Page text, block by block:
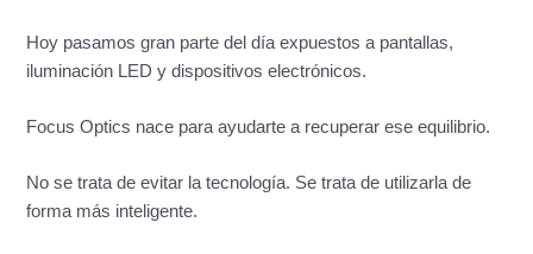
Hoy pasamos gran parte del día expuestos a pantallas,
iluminación LED y dispositivos electrónicos.
Focus Optics nace para ayudarte a recuperar ese equilibrio.
No se trata de evitar la tecnología. Se trata de utilizarla de
forma más inteligente.